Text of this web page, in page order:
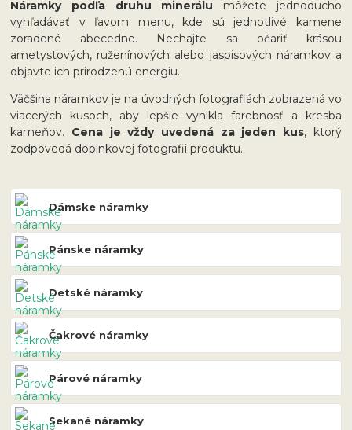
Náramky podľa druhu minerálu môžete jednoducho
vyhľadávať v ľavom menu, kde sú jednotlivé kamene
zoradené abecedne. Nechajte sa očariť krásou
ametystových, ruženínových alebo jaspisových náramkov a
objavte ich prirodzenú energiu.
Väčšina náramkov je na úvodných fotografiách zobrazená vo
viacerých kusoch, aby lepšie vynikla farebnosť a kresba
kameňov. Cena je vždy uvedená za jeden kus, ktorý
zodpovedá doplnkovej fotografii produktu.
Dámske náramky
Pánske náramky
Detské náramky
Čakrové náramky
Párové náramky
Sekané náramky